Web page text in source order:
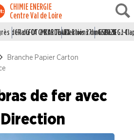
CHIMIE ENERGIE
Centre Val de Loire
de la CFDT à BORDEAUX
CR du CA CMCAS Tours Blois 27 mai 2026
Elections du CSE LSI : J-1
Grille IEG :
Branche Papier Carton
de fer avec